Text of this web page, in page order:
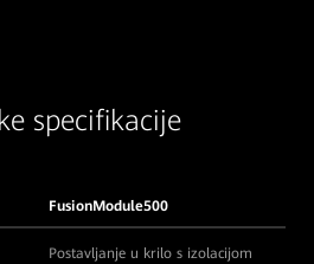
specifikacije
FusionModule500
Postavljanje u krilo s izolacijom